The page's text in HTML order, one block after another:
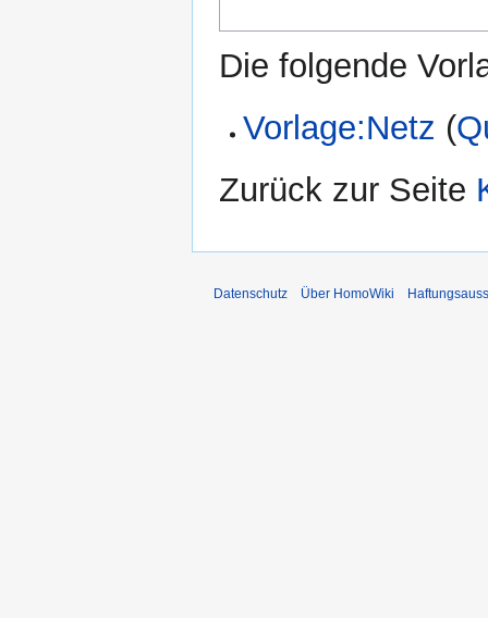
Die folgende
Vorlage:Netz (
Zurück zur Seite
Datenschutz Über HomoWiki